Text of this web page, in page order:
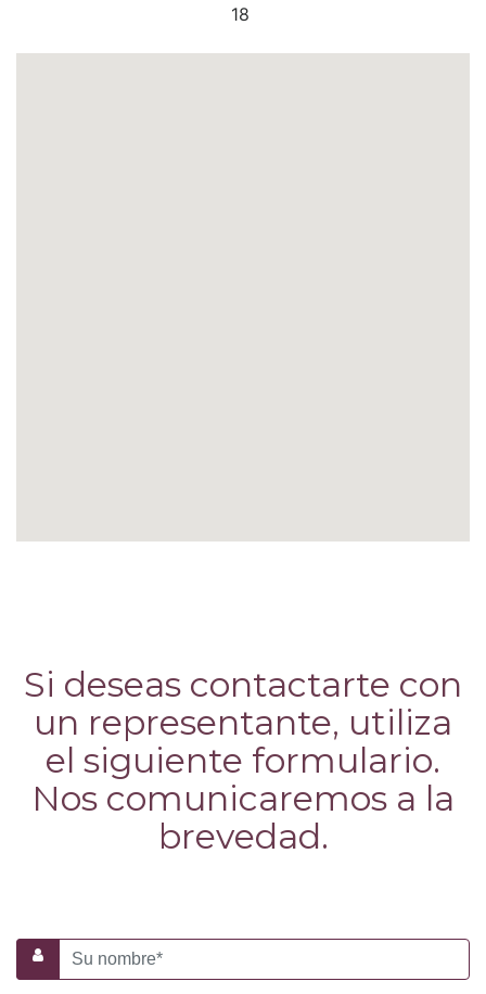
18
Si deseas contactarte con
un representante, utiliza
el siguiente formulario.
Nos comunicaremos a la
brevedad.